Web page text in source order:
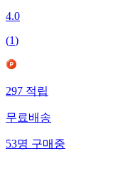
4.0
(1)
297 적립
무료배송
53명 구매중